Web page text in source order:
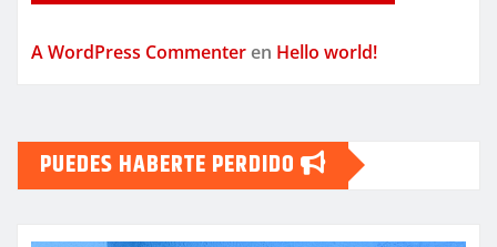
A WordPress Commenter en Hello world!
PUEDES HABERTE PERDIDO